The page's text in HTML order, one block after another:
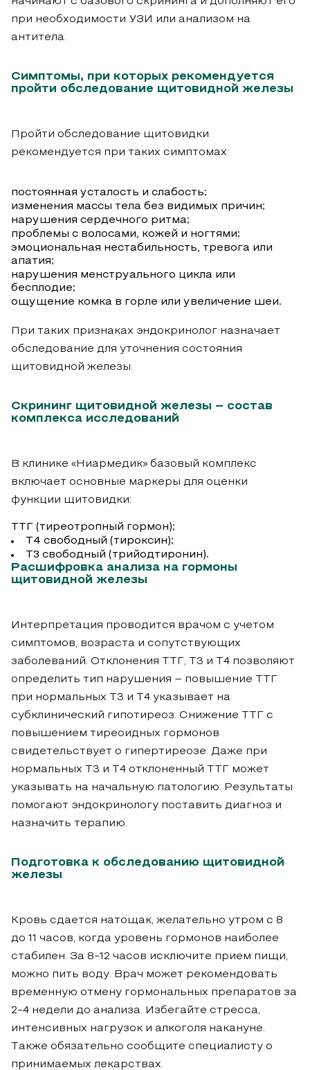
при необходимости УЗИ или анализом на
антитела.
Симптомы, при которых рекомендуется
пройти обследование щитовидной железы
Пройти обследование щитовидки
рекомендуется при таких симптомах:
постоянная усталость и слабость;
изменения массы тела без видимых причин;
нарушения сердечного ритма;
проблемы с волосами, кожей и ногтями;
эмоциональная нестабильность, тревога или
апатия;
нарушения менструального цикла или
бесплодие;
ощущение комка в горле или увеличение шеи.
При таких признаках эндокринолог назначает
обследование для уточнения состояния
щитовидной железы.
Скрининг щитовидной железы – состав
комплекса исследований
В клинике «Ниармедик» базовый комплекс
включает основные маркеры для оценки
функции щитовидки:
ТТГ (тиреотропный гормон);
Т4 свободный (тироксин);
Т3 свободный (трийодтиронин).
Расшифровка анализа на гормоны
щитовидной железы
Интерпретация проводится врачом с учетом
симптомов, возраста и сопутствующих
заболеваний. Отклонения ТТГ, Т3 и Т4 позволяют
определить тип нарушения – повышение ТТГ
при нормальных Т3 и Т4 указывает на
субклинический гипотиреоз. Снижение ТТГ с
повышением тиреоидных гормонов
свидетельствует о гипертиреозе. Даже при
нормальных Т3 и Т4 отклоненный ТТГ может
указывать на начальную патологию. Результаты
помогают эндокринологу поставить диагноз и
назначить терапию.
Подготовка к обследованию щитовидной
железы
Кровь сдается натощак, желательно утром с 8
до 11 часов, когда уровень гормонов наиболее
стабилен. За 8-12 часов исключите прием пищи,
можно пить воду. Врач может рекомендовать
временную отмену гормональных препаратов за
2-4 недели до анализа. Избегайте стресса,
интенсивных нагрузок и алкоголя накануне.
Также обязательно сообщите специалисту о
принимаемых лекарствах.